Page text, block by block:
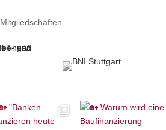
Mitgliedschaften